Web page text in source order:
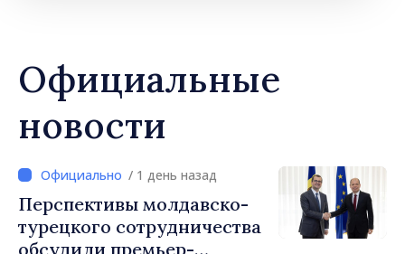
Официальные
новости
/ 1 день назад
Перспективы молдавско-
турецкого сотрудничества
обсудили премьер-